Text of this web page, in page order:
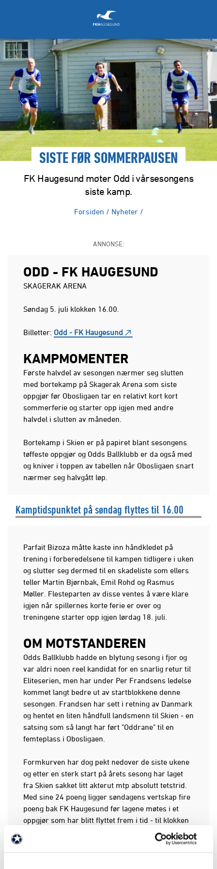
SISTE FØR SOMMERPAUSEN
FK Haugesund møter Odd i vårsesongens
siste kamp.
Forsiden / Nyheter /
ANNONSE:
ODD - FK HAUGESUND
SKAGERAK ARENA
Søndag 5. juli klokken 16.00.
Billetter: Odd - FK Haugesund
KAMPMOMENTER
Første halvdel av sesongen nærmer seg slutten
med bortekamp på Skagerak Arena som siste
oppgjør før Obosligaen tar en relativt kort kort
sommerferie og starter opp igjen med andre
halvdel i slutten av måneden.
Bortekamp i Skien er på papiret blant sesongens
tøffeste oppgjør og Odds Ballklubb er da også med
og kniver i toppen av tabellen når Obosligaen snart
nærmer seg halvgått løp.
Kamptidspunktet på søndag flyttes til 16.00
Parfait Bizoza måtte kaste inn håndkledet på
trening i forberedelsene til kampen tidligere i uken
og slutter seg dermed til en skadeliste som ellers
teller Martin Bjørnbak, Emil Rohd og Rasmus
Møller. Flesteparten av disse ventes å være klare
igjen når spillernes korte ferie er over og
treningene starter opp igjen lørdag 18. juli.
OM MOTSTANDEREN
Odds Ballklubb hadde en blytung sesong i fjor og
var aldri noen reel kandidat for en snarlig retur til
Eliteserien, men har under Per Frandsens ledelse
kommet langt bedre ut av startblokkene denne
sesongen. Frandsen har sett i retning av Danmark
og hentet en liten håndfull landsmenn til Skien - en
satsing som så langt har ført "Oddrane" til en
femteplass i Obosligaen.
Formkurven har dog pekt nedover de siste ukene
og etter en sterk start på årets sesong har laget
fra Skien sakket litt akterut mtp absolutt tetstrid.
Med sine 24 poeng ligger søndagens vertskap fire
poeng bak FK Haugesund før lagene møtes i et
oppgjør som har blitt flyttet frem i tid - til klokken
16.00 - for å unngå at tilskuere ikke havner i skvis
med tanke på Norges VM-kamp senere på kvelden.